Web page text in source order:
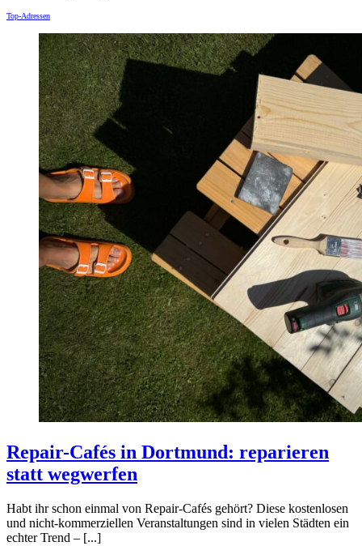
Top-Adressen
Repair-Cafés in Dortmund: reparieren
statt wegwerfen
Habt ihr schon einmal von Repair-Cafés gehört? Diese kostenlosen
und nicht-kommerziellen Veranstaltungen sind in vielen Städten ein
echter Trend – [...]